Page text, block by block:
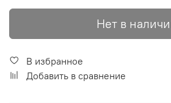
Нет в
В избранное
Добавить в сравнение